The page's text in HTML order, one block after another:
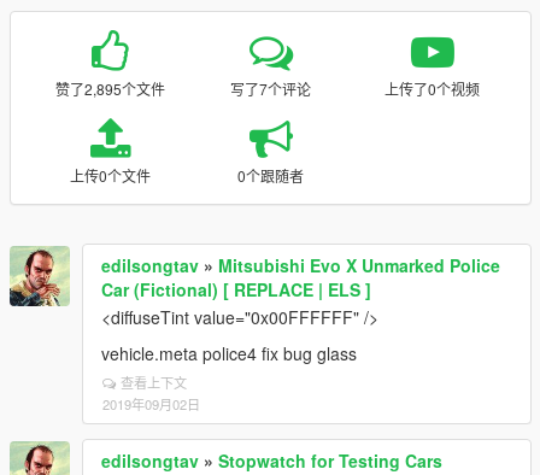
赞了2,895个文件 写了7个评论 上传了0个视频
上传0个文件 0个跟随者
edilsongtav » Mitsubishi Evo X Unmarked Police
Car (Fictional) [ REPLACE | ELS ]
<diffuseTint value="0x00FFFFFF" />
vehicle.meta police4 fix bug glass
查看上下文
2019年09月02日
edilsongtav » Stopwatch for Testing Cars